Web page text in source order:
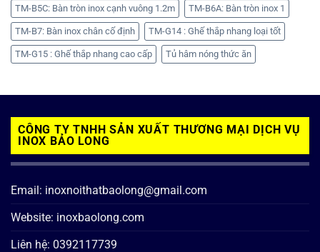
TM-B5C: Bàn tròn inox cạnh vuông 1.2m TM-B6A: Bàn tròn inox 1
TM-B7: Bàn inox chân cố định TM-G14 : Ghế thắp nhang loại tốt
TM-G15 : Ghế thắp nhang cao cấp Tủ hâm nóng thức ăn
CÔNG TY TNHH SẢN XUẤT THƯƠNG MẠI DỊCH VỤ
INOX BẢO LONG
Email: inoxnoithatbaolong@gmail.com
Website: inoxbaolong.com
Liên hệ: 0392117739